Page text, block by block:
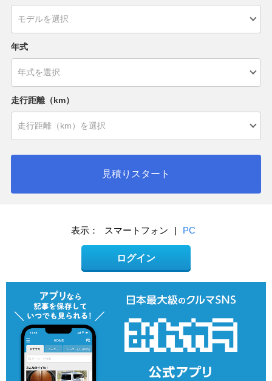
年式
走行距離（km）
見積りスタート
表示： スマートフォン | PC
ログイン